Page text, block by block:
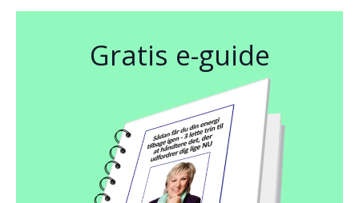
Gratis e-guide